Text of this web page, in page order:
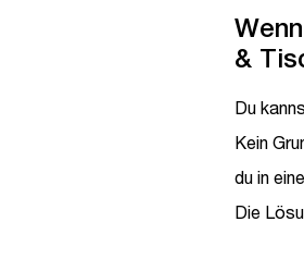
&
Du
Kein
du in eine
Die